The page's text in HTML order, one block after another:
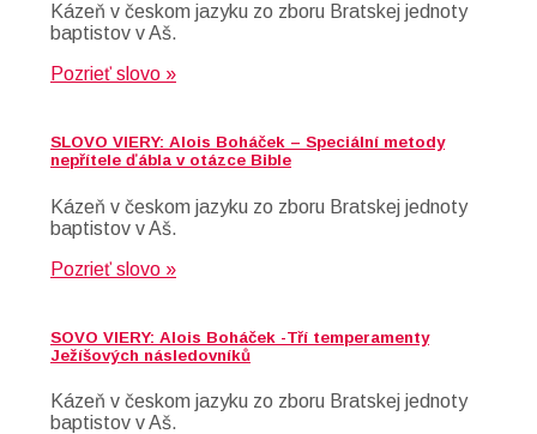
Kázeň v českom jazyku zo zboru Bratskej jednoty
baptistov v Aš.
Pozrieť slovo »
SLOVO VIERY: Alois Boháček – Speciální metody
nepřítele ďábla v otázce Bible
Kázeň v českom jazyku zo zboru Bratskej jednoty
baptistov v Aš.
Pozrieť slovo »
SOVO VIERY: Alois Boháček -Tří temperamenty
Ježíšových následovníků
Kázeň v českom jazyku zo zboru Bratskej jednoty
baptistov v Aš.